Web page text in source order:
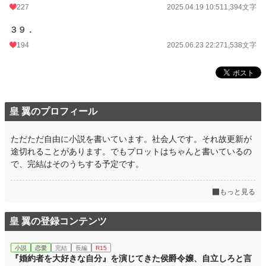
227 2025.04.19 10:511,394文字
３９．
194 2025.06.23 22:271,538文字
皇 翼のプロフィール
ただただ自由に小説を書いています。社会人です。それ故更新が
途切れることがあります。でもプロットはちゃんと書いているの
で、完結はそのうちする予定です。
もっと見る
皇 翼の登録コンテンツ
小説 恋愛 完結 長編 R15
『婚約者を大好きな自分』を演じてきた侯爵令嬢、自立しろと言